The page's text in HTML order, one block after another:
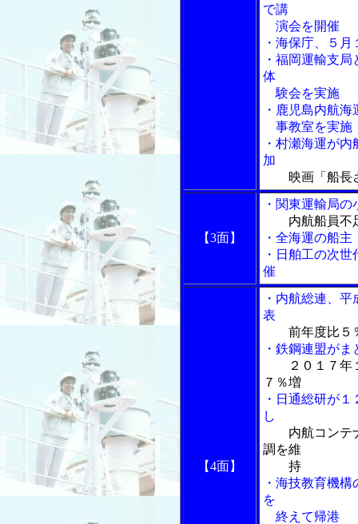
で講
演会を開催
・海保庁、５
・福岡運輸支
体
験会を実施
・鹿児島内航
事教室を実施
・村瀬海運が
加
映画「船長
【3面】
・関東運輸局
内航船員不
・全海運の船
・日舶工の次
催
【4面】
・内航総連、
表
前年度比５
・鉄鋼連盟が
２０１７
７％増
・日通総研が
し
内航コンテ
調を維
持
・海技教育機
を
終えて帰港